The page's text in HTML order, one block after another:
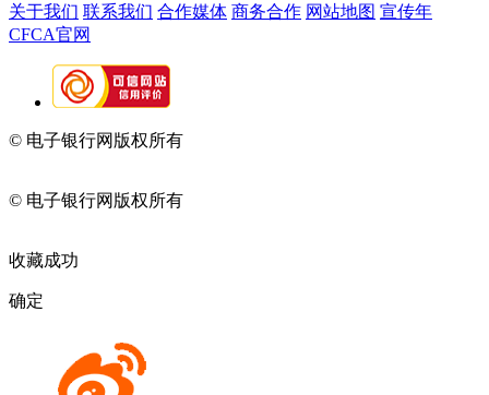
关于我们 联系我们 合作媒体 商务合作 网站地图 宣传年
CFCA官网
© 电子银行网版权所有
© 电子银行网版权所有
收藏成功
确定